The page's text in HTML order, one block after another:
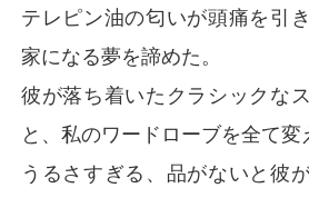
テレピン油の匂いが頭痛を引
家になる夢を諦めた。
彼が落ち着いたクラシックな
と、私のワードローブを全て変
うるさすぎる、品がないと彼